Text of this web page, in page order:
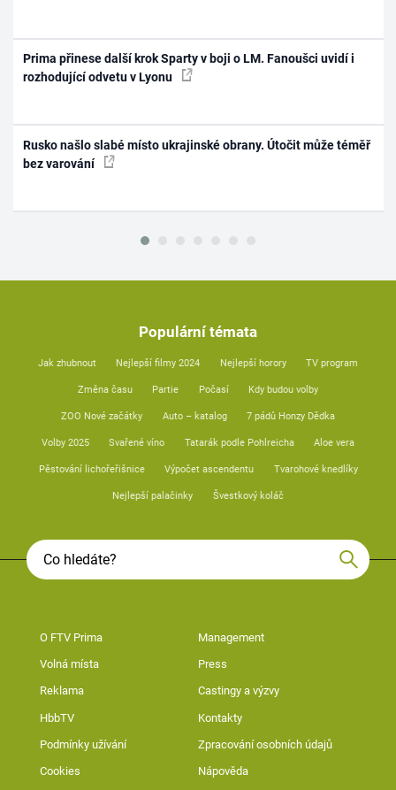
Prima přinese další krok Sparty v boji o LM. Fanoušci uvidí i
rozhodující odvetu v Lyonu
Rusko našlo slabé místo ukrajinské obrany. Útočit může téměř
bez varování
Populární témata
Jak zhubnout Nejlepší filmy 2024 Nejlepší horory TV program
Změna času Partie Počasí Kdy budou volby
ZOO Nové začátky Auto – katalog 7 pádů Honzy Dědka
Volby 2025 Svařené víno Tatarák podle Pohlreicha Aloe vera
Pěstování lichořeřišnice Výpočet ascendentu Tvarohové knedlíky
Nejlepší palačinky Švestkový koláč
O FTV Prima Management
Volná místa Press
Reklama Castingy a výzvy
HbbTV Kontakty
Podmínky užívání Zpracování osobních údajů
Cookies Nápověda